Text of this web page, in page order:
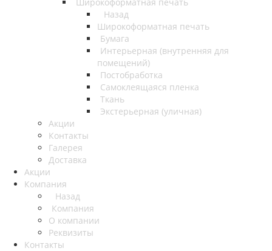
Назад
Широкоформатная печать
Бумага
Интерьерная (внутренняя для
помещений)
Постобработка
Самоклеящаяся пленка
Ткань
Экстерьерная (уличная)
Акции
Контакты
Галерея
Доставка
Акции
Компания
Назад
Компания
О компании
Реквизиты
Контакты